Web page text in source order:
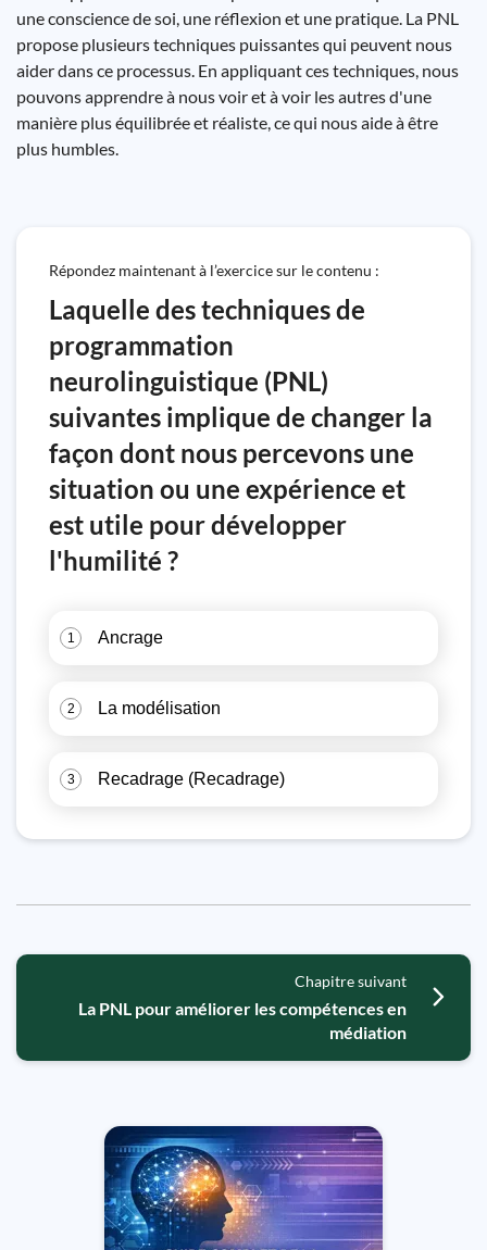
une conscience de soi, une réflexion et une pratique. La PNL
propose plusieurs techniques puissantes qui peuvent nous
aider dans ce processus. En appliquant ces techniques, nous
pouvons apprendre à nous voir et à voir les autres d'une
manière plus équilibrée et réaliste, ce qui nous aide à être
plus humbles.
Répondez maintenant à l’exercice sur le contenu :
Laquelle des techniques de
programmation
neurolinguistique (PNL)
suivantes implique de changer la
façon dont nous percevons une
situation ou une expérience et
est utile pour développer
l'humilité ?
1 Ancrage
2 La modélisation
3 Recadrage (Recadrage)
Chapitre suivant
La PNL pour améliorer les compétences en
médiation